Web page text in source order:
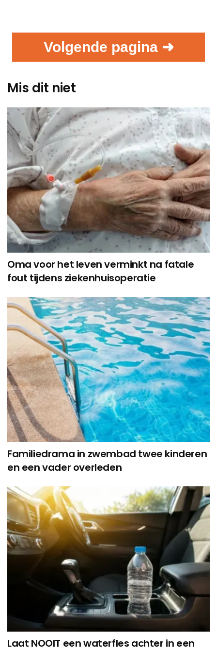
Volgende pagina ➜
Mis dit niet
Oma voor het leven verminkt na fatale
fout tijdens ziekenhuisoperatie
Familiedrama in zwembad twee kinderen
en een vader overleden
Laat NOOIT een waterfles achter in een